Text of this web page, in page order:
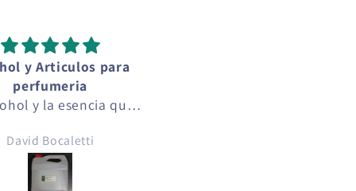
y Articulos para
perfumeria
y la esencia que
funcionando
el alcohol se
con alcoholes de
David Bocaletti